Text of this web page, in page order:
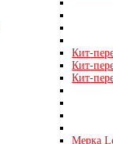
Кит-
Кит-
Кит-
Мерка